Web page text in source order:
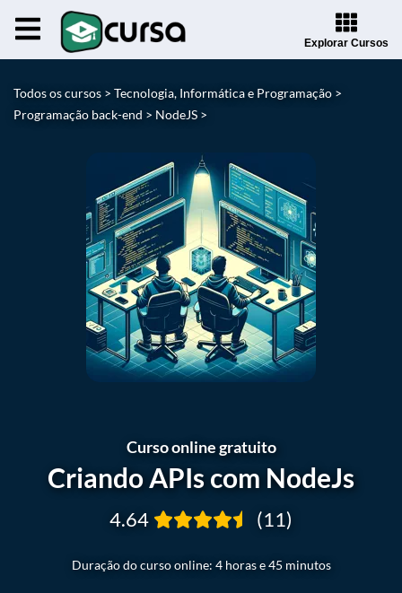
Explorar Cursos
Todos os cursos > Tecnologia, Informática e Programação >
Programação back-end > NodeJS >
Curso online gratuito
Criando APIs com NodeJs
Duração do curso online: 4 horas e 45 minutos
4.64 (11)